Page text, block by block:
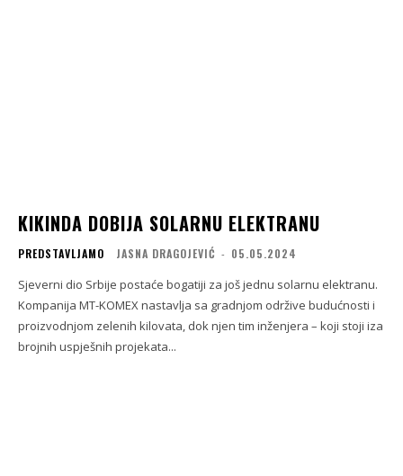
KIKINDA DOBIJA SOLARNU ELEKTRANU
PREDSTAVLJAMO JASNA DRAGOJEVIĆ - 05.05.2024
Sjeverni dio Srbije postaće bogatiji za još jednu solarnu elektranu.
Kompanija MT-KOMEX nastavlja sa gradnjom održive budućnosti i
proizvodnjom zelenih kilovata, dok njen tim inženjera – koji stoji iza
brojnih uspješnih projekata...